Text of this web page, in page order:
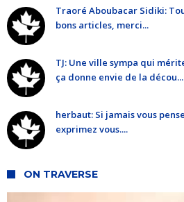
Traoré Aboubacar Sidiki:
bons articles, merci...
TJ: Une ville sympa qui
ça donne envie de la décou...
herbaut: Si jamais vous
exprimez vous....
ON TRAVERSE